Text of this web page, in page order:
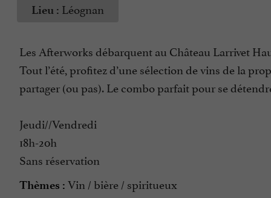
Lieu : Léognan
Les Afterworks débarquent au Château Larrivet
Tout l’été, profitez d’une sélection de vins de la
partager (ou pas). Le combo parfait pour se
Jeudi//Vendredi
18h-20h
Sans réservation
Thèmes : Vin / bière / spiritueux